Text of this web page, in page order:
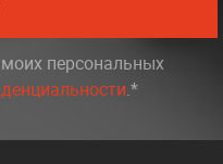
персональных
.*